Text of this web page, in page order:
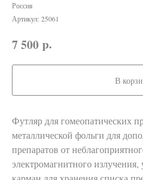
Россия
Артикул: 25061
7 500 р.
В
Футляр для гомеопатических
металлической фольги для
препаратов от
электромагнитного